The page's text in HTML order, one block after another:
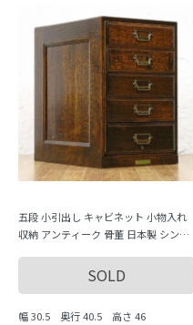
五段 小引出し キャビネット 小物入れ
収納 アンティーク 骨董 日本製 シンプ
SOLD
幅 30.5 奥行 40.5 高さ 46